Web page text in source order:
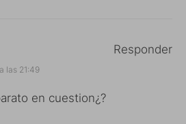
las 21:49
en cuestion¿?
Responder